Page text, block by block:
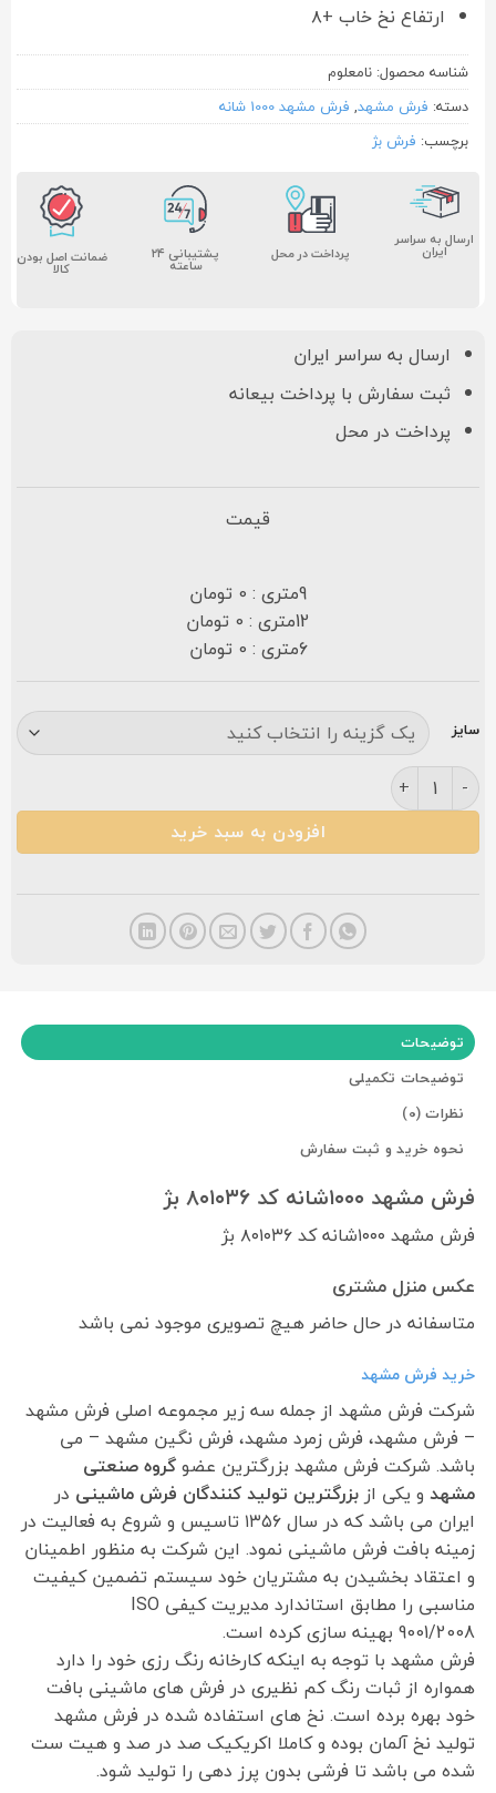
ارتفاع نخ خاب +۸
شناسه محصول: نامعلوم
دسته: فرش مشهد, فرش مشهد 1000 شانه
برچسب: فرش بژ
ارسال به سراسر
ایران پرداخت در محل پشتیبانی ۲۴
ساعته ضمانت اصل بودن
کالا
ارسال به سراسر ایران
ثبت سفارش با پرداخت بیعانه
پرداخت در محل
قیمت
9متری : 0 تومان
12متری : 0 تومان
6متری : 0 تومان
سایز
فرش مشهد ۱۰۰۰شانه کد ۸۰۱۰۳۶ بژ عدد
افزودن به سبد خرید
توضیحات
توضیحات تکمیلی
نظرات (0)
نحوه خرید و ثبت سفارش
فرش مشهد ۱۰۰۰شانه کد ۸۰۱۰۳۶ بژ
فرش مشهد ۱۰۰۰شانه کد ۸۰۱۰۳۶ بژ
عکس منزل مشتری
متاسفانه در حال حاضر هیچ تصویری موجود نمی باشد
خرید فرش مشهد
شرکت فرش مشهد از جمله سه زیر مجموعه اصلی فرش مشهد
– فرش مشهد، فرش زمرد مشهد، فرش نگین مشهد – می
باشد. شرکت فرش مشهد بزرگترین عضوگروه صنعتی
مشهدو یکی از بزرگترین تولید کنندگان فرش ماشینی در
ایران می باشد که در سال ۱۳۵۶ تاسیس و شروع به فعالیت در
زمینه بافت فرش ماشینی نمود. این شرکت به منظور اطمینان
و اعتقاد بخشیدن به مشتریان خود سیستم تضمین کیفیت
مناسبی را مطابق استاندارد مدیریت کیفی ISO
9001/2008 بهینه سازی کرده است.
فرش مشهد با توجه به اینکه کارخانه رنگ رزی خود را دارد
همواره از ثبات رنگ کم نظیری در فرش های ماشینی بافت
خود بهره برده است. نخ های استفاده شده در فرش مشهد
تولید نخ آلمان بوده و کاملا اکریکیک صد در صد و هیت ست
شده می باشد تا فرشی بدون پرز دهی را تولید شود.